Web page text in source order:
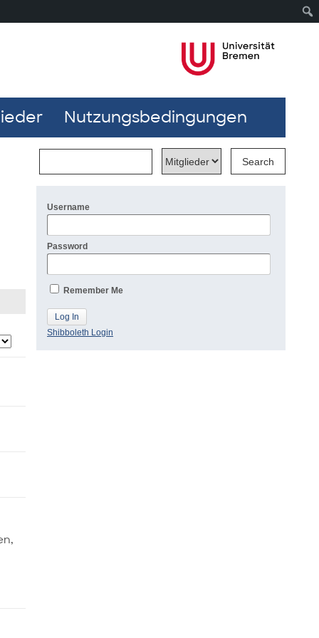
Nutzungsbedingungen
Username
Password
Remember Me
Shibboleth Login